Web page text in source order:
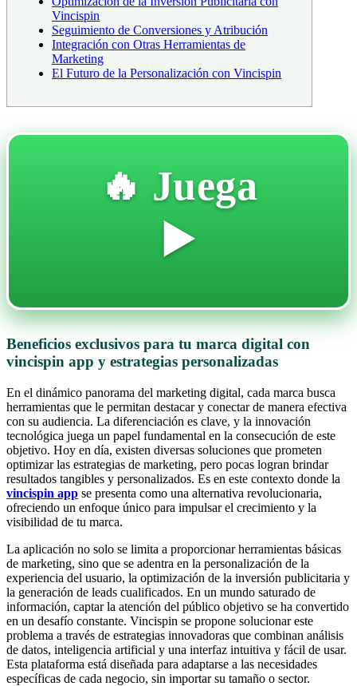
Vincispin
Seguimiento de Conversiones y Atribución
Integración con Otras Herramientas de
Marketing
El Futuro de la Personalización con Vincispin
🔥 Juega
▶️
Beneficios exclusivos para tu marca digital con
vincispin app y estrategias personalizadas
En el dinámico panorama del marketing digital, cada marca busca
herramientas que le permitan destacar y conectar de manera efectiva
con su audiencia. La diferenciación es clave, y la innovación
tecnológica juega un papel fundamental en la consecución de este
objetivo. Hoy en día, existen diversas soluciones que prometen
optimizar las estrategias de marketing, pero pocas logran brindar
resultados tangibles y personalizados. Es en este contexto donde la
vincispin app se presenta como una alternativa revolucionaria,
ofreciendo un enfoque único para impulsar el crecimiento y la
visibilidad de tu marca.
La aplicación no solo se limita a proporcionar herramientas básicas
de marketing, sino que se adentra en la personalización de la
experiencia del usuario, la optimización de la inversión publicitaria y
la generación de leads cualificados. En un mundo saturado de
información, captar la atención del público objetivo se ha convertido
en un desafío constante. Vincispin se propone solucionar este
problema a través de estrategias innovadoras que combinan análisis
de datos, inteligencia artificial y una interfaz intuitiva y fácil de usar.
Esta plataforma está diseñada para adaptarse a las necesidades
específicas de cada negocio, sin importar su tamaño o sector.